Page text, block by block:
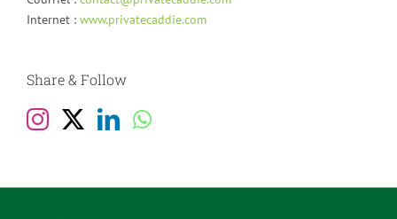
Internet : www.privatecaddie.com
Share & Follow